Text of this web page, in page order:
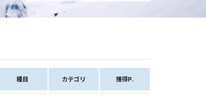
種目 カテゴリ 獲得P.